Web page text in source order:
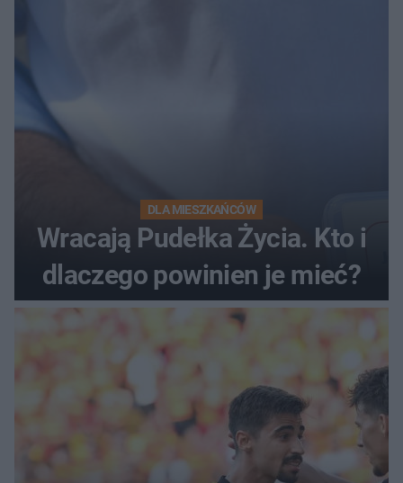
DLA MIESZKAŃCÓW
Wracają Pudełka Życia. Kto i
dlaczego powinien je mieć?